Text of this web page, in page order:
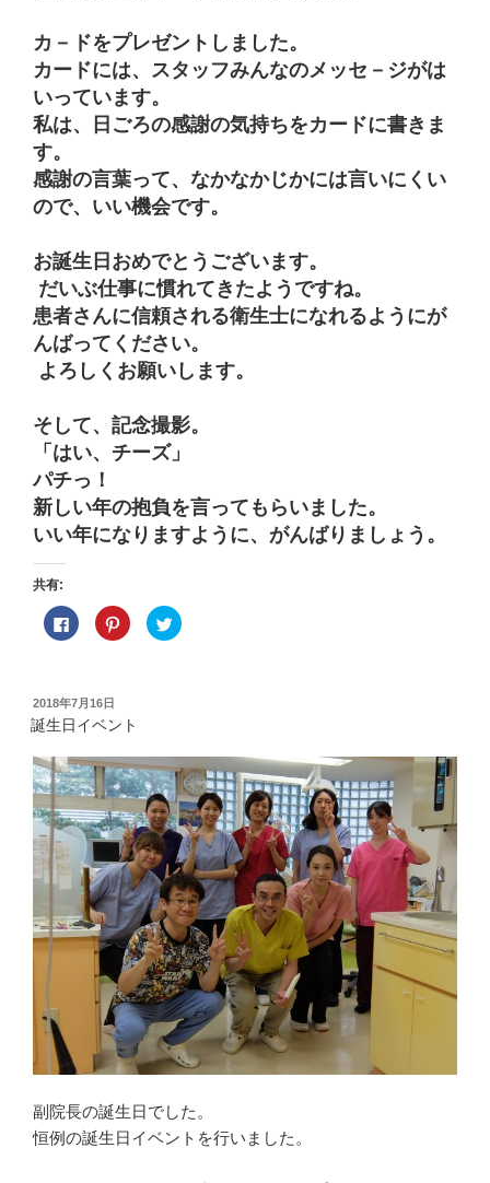
カ－ドをプレゼントしました。
カードには、スタッフみんなのメッセ－ジがは
いっています。
私は、日ごろの感謝の気持ちをカードに書きま
す。
感謝の言葉って、なかなかじかには言いにくい
ので、いい機会です。
お誕生日おめでとうございます。
だいぶ仕事に慣れてきたようですね。
患者さんに信頼される衛生士になれるようにが
んばってください。
よろしくお願いします。
そして、記念撮影。
「はい、チーズ」
パチっ！
新しい年の抱負を言ってもらいました。
いい年になりますように、がんばりましょう。
共有:
F
a
o
k
で
共
す
る
に
ク
リ
ッ
し
て
く
だ
さ
い
(
で
開
ま
す
)
ク
リ
n
r
e
s
t
で
共
有
(
新
し
い
ウ
ィ
ン
ド
ウ
で
開
き
ま
す
)
ク
リ
e
r
で
共
有
(
新
し
い
ウ
ィ
ン
ド
ウ
で
開
き
ま
す
)
投
稿
2018年7月16日
誕生日イベント
副院長の誕生日でした。
恒例の誕生日イベントを行いました。